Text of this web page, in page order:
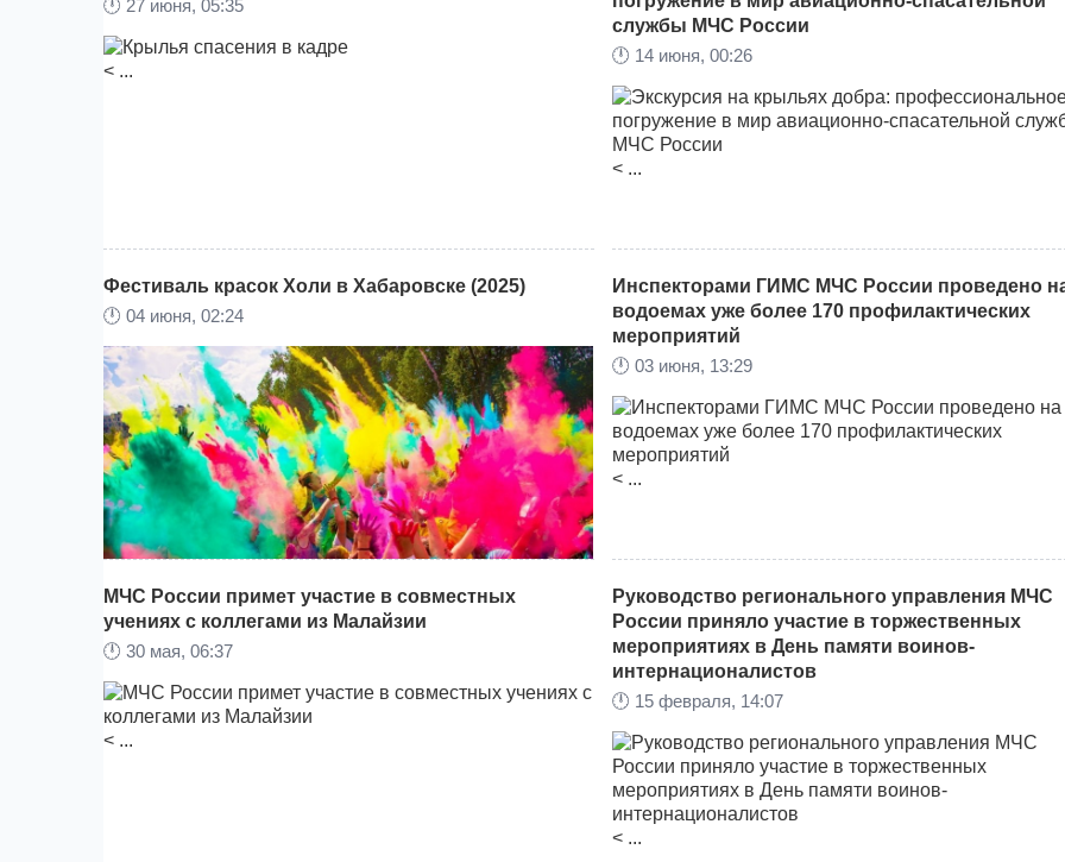
🕛 27 июня, 05:35
< ...
службы МЧС России
🕛 14 июня, 00:26
< ...
Фестиваль красок Холи в Хабаровске (2025)
🕛 04 июня, 02:24
находится по адресу: улица Стрельникова, 4, будет
проведен фестиваль красок Холи.
Инспекторами ГИМС МЧС России проведено
водоемах уже более 170 профилактических
мероприятий
🕛 03 июня, 13:29
< ...
МЧС России примет участие в совместных
учениях с коллегами из Малайзии
🕛 30 мая, 06:37
< ...
Руководство регионального управления МЧС
России приняло участие в торжественных
мероприятиях в День памяти воинов-
интернационалистов
🕛 15 февраля, 14:07
< ...